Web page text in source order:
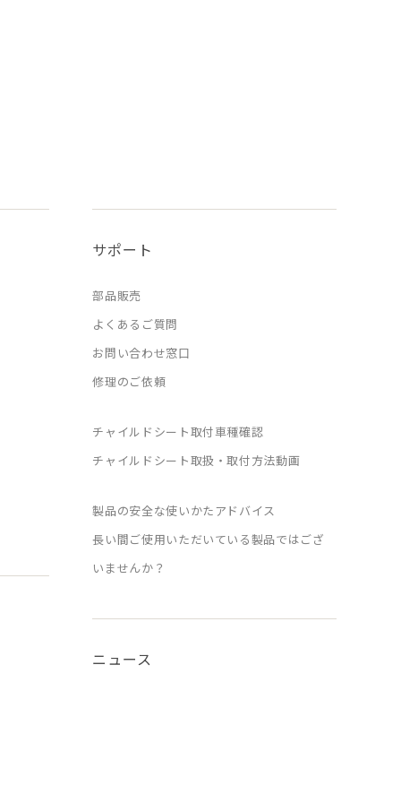
サポート
部品販売
よくあるご質問
お問い合わせ窓口
修理のご依頼
チャイルドシート取付車種確認
チャイルドシート取扱・取付方法動画
製品の安全な使いかたアドバイス
長い間ご使用いただいている製品ではござ
いませんか？
ニュース